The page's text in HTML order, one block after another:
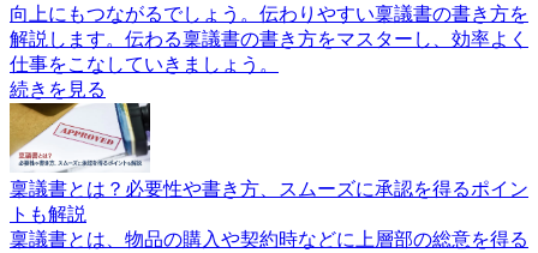
向上にもつながるでしょう。伝わりやすい稟議書の書き方を
解説します。伝わる稟議書の書き方をマスターし、効率よく
仕事をこなしていきましょう。
続きを見る
稟議書とは？必要性や書き方、スムーズに承認を得るポイン
トも解説
稟議書とは、物品の購入や契約時などに上層部の総意を得る